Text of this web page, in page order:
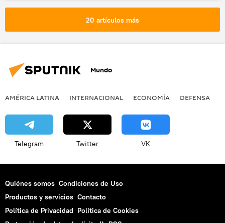
20 artículos más
Mundo
AMÉRICA LATINA INTERNACIONAL ECONOMÍA DEFENSA
Telegram Twitter VK
Quiénes somos Condiciones de Uso
Productos y servicios Contacto
Política de Privacidad Politica de Cookies